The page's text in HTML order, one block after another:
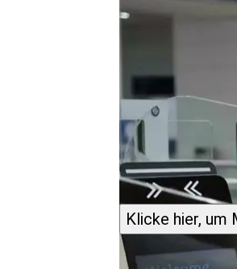
Klicke hier, um